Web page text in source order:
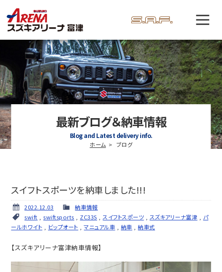
最新ブログ＆納車情報
Blog and Latest delivery info.
ホーム ブログ
スイフトスポーツを納車しました!!!
2022.12.03
納車情報
swift
swiftsports ZC33S スイフトスポーツ スズキアリーナ富津
パ
ールホワイト
ビップオート ,マニュアル車 納車 ,納車式
【スズキアリーナ富津納車情報】